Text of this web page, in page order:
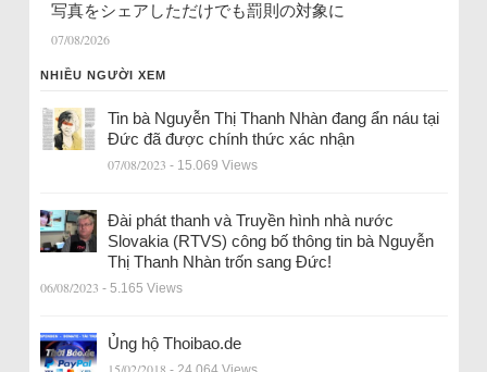
写真をシェアしただけでも罰則の対象に
07/08/2026
NHIỀU NGƯỜI XEM
Tin bà Nguyễn Thị Thanh Nhàn đang ẩn náu tại
Đức đã được chính thức xác nhận
07/08/2023 - 15.069 Views
Đài phát thanh và Truyền hình nhà nước
Slovakia (RTVS) công bố thông tin bà Nguyễn
Thị Thanh Nhàn trốn sang Đức!
06/08/2023 - 5.165 Views
Ủng hộ Thoibao.de